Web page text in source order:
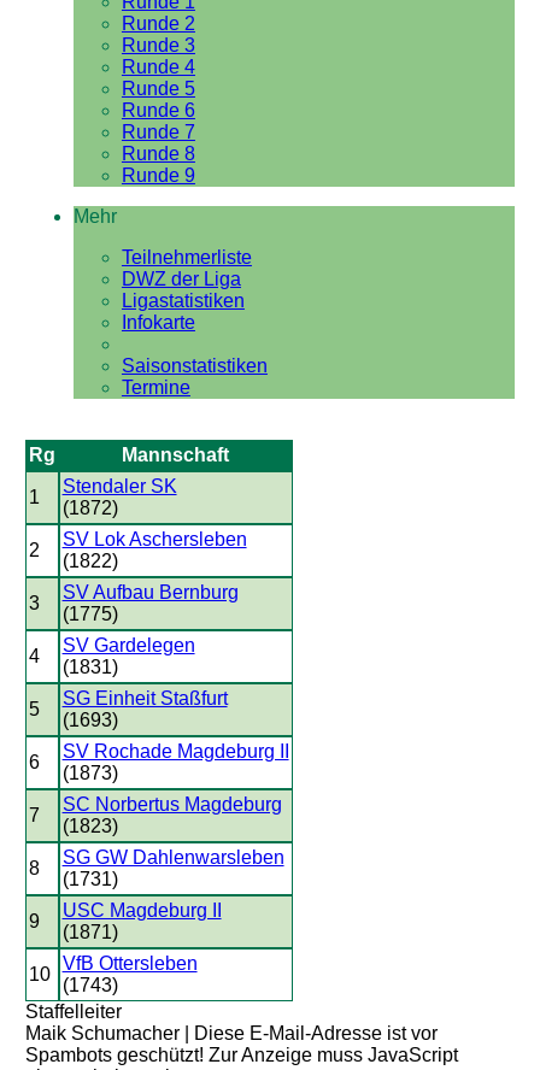
Runde 2
Runde 3
Runde 4
Runde 5
Runde 6
Runde 7
Runde 8
Runde 9
Mehr
Teilnehmerliste
DWZ der Liga
Ligastatistiken
Infokarte
Saisonstatistiken
Termine
Rg Mannschaft
1
Stendaler SK
(1872)
2
SV Lok Aschersleben
(1822)
3
SV Aufbau Bernburg
(1775)
4
SV Gardelegen
(1831)
5
SG Einheit Staßfurt
(1693)
6
SV Rochade Magdeburg II
(1873)
7
SC Norbertus Magdeburg
(1823)
8
SG GW Dahlenwarsleben
(1731)
9
USC Magdeburg II
(1871)
10
VfB Ottersleben
(1743)
Staffelleiter
Maik Schumacher |
Diese E-Mail-Adresse ist vor
Spambots geschützt! Zur Anzeige muss JavaScript